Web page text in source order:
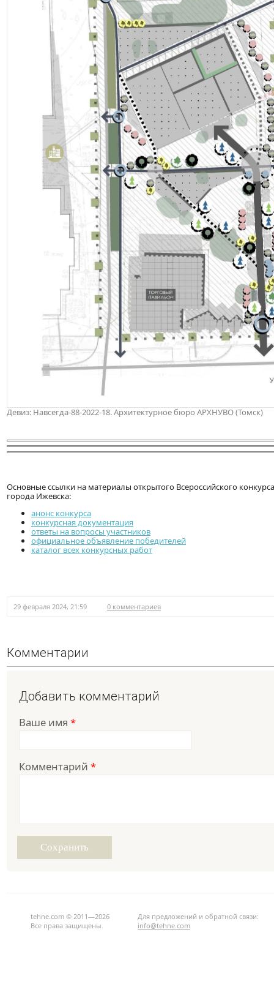
Девиз: Навсегда-88-2022-18. Архитектурное бюро АРХНУВО (Томск)
Основные ссылки на материалы открытого Всероссийского
города Ижевска:
анонс конкурса
конкурсная документация
ответы на вопросы участников
официальное объявление победителей
каталог всех конкурсных работ
29 февраля 2024, 21:59 0 комментариев
Комментарии
Добавить комментарий
Ваше имя *
Комментарий *
tehne.com © 2011—2026
Все права защищены.
Для предложений и обратной связи:
info@tehne.com